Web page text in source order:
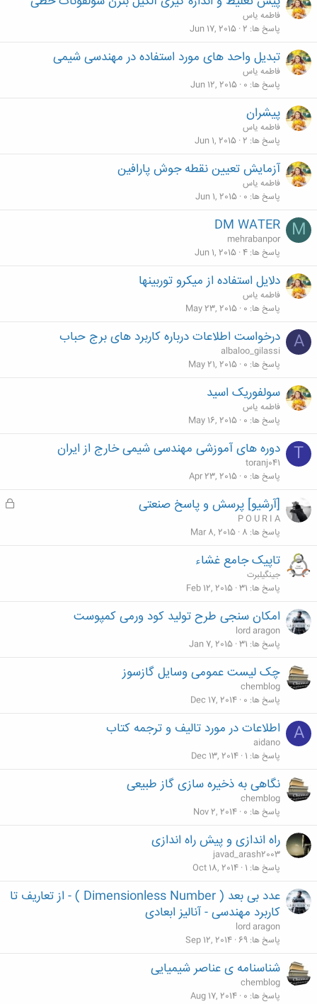
فاطمه یاس
پاسخ ها 2
Jun 17, 2015
تبدیل واحد های مورد استفاده در مهندسی شیمی
فاطمه یاس
پاسخ ها 0
Jun 12, 2015
پیشران
فاطمه یاس
پاسخ ها 2
Jun 1, 2015
آزمایش تعیین نقطه جوش پارافین
فاطمه یاس
پاسخ ها 0
Jun 1, 2015
M
DM WATER
mehrabanpor
پاسخ ها 4
Jun 1, 2015
دلایل استفاده از میکرو توربینها
فاطمه یاس
پاسخ ها 0
May 23, 2015
A درخواست اطلاعات درباره کاربرد های برج حباب
albaloo_gilassi
پاسخ ها 0
May 21, 2015
سولفوریک اسید
فاطمه یاس
پاسخ ها 0
May 16, 2015
T دوره های آموزشی مهندسی شیمی خارج از ایران
toranj041
پاسخ ها 0
Apr 23, 2015
ق
[آرشیو] پرسش و پاسخ صنعتی
P O U R I A
پاسخ ها 8
Mar 8, 2015
تاپیک جامع غشاء
جینگیلبرت
پاسخ ها 31
Feb 12, 2015
امکان سنجی طرح تولید کود ورمی کمپوست
lord aragon
پاسخ ها 31
Jan 7, 2015
چک لیست عمومی وسایل گازسوز
chemblog
پاسخ ها 0
Dec 17, 2014
A اطلاعات در مورد تالیف و ترجمه کتاب
aidano
پاسخ ها 1
Dec 13, 2014
نگاهی به ذخیره سازی گاز طبیعی
chemblog
پاسخ ها 0
Nov 2, 2014
راه اندازی و پیش راه اندازی
javad_arash2003
پاسخ ها 1
Oct 18, 2014
عدد بی بعد ( Dimensionless Number ) - از تعاریف تا
کاربرد مهندسی - آنالیز ابعادی
lord aragon
پاسخ ها 69
Sep 12, 2014
شناسنامه ی عناصر شیمیایی
chemblog
پاسخ ها 0
Aug 17, 2014